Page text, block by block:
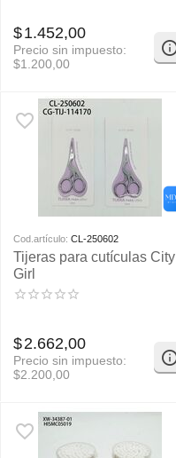
$1.452,00
Precio sin impuesto:
$1.200,00
Cod.artículo: CL-250602
Tijeras para cutículas City
Girl
$2.662,00
Precio sin impuesto:
$2.200,00